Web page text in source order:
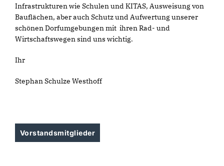
Infrastrukturen wie Schulen und KITAS, Ausweisung von
Bauflächen, aber auch Schutz und Aufwertung unserer
schönen Dorfumgebungen mit ihren Rad- und
Wirtschaftswegen sind uns wichtig.
Ihr
Stephan Schulze Westhoff
Vorstandsmitglieder